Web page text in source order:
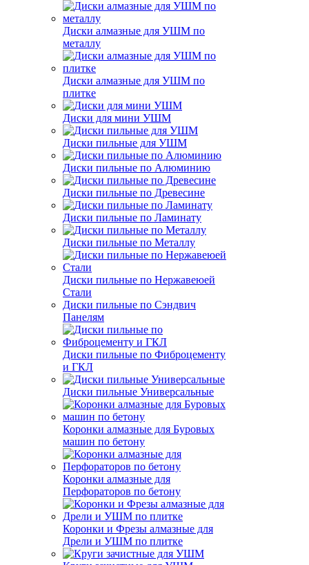
Диски алмазные для УШМ по
металлу
Диски алмазные для УШМ по
плитке
Диски для мини УШМ
Диски пильные для УШМ
Диски пильные по Алюминию
Диски пильные по Древесине
Диски пильные по Ламинату
Диски пильные по Металлу
Диски пильные по Нержавеюей
Стали
Диски пильные по Сэндвич
Панелям
Диски пильные по Фиброцементу
и ГКЛ
Диски пильные Универсальные
Коронки алмазные для Буровых
машин по бетону
Коронки алмазные для
Перфораторов по бетону
Коронки и Фрезы алмазные для
Дрели и УШМ по плитке